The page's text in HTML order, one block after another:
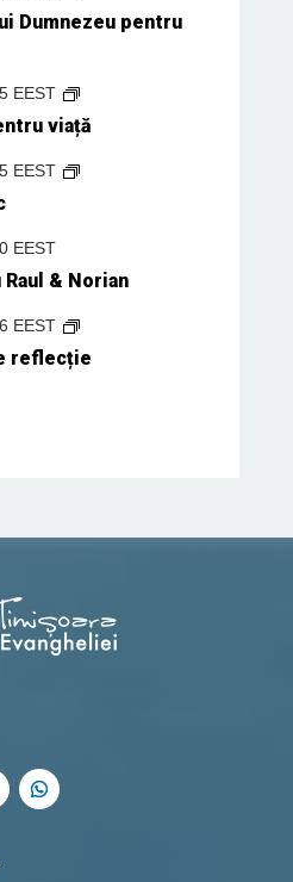
Dumnezeu pentru
EEST
viață
EEST
EEST
& Norian
EEST
reflecție